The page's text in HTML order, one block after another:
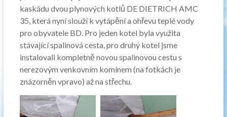
kaskádu dvou plynových kotlů DE DIETRICH AMC
35, která nyní slouží k vytápění a ohřevu teplé vody
pro obyvatele BD. Pro jeden kotel byla využita
stávající spalinová cesta, pro druhý kotel jsme
instalovali kompletně novou spalinovou cestu s
nerezovým venkovním komínem (na fotkách je
znázorněn vpravo) až na střechu.